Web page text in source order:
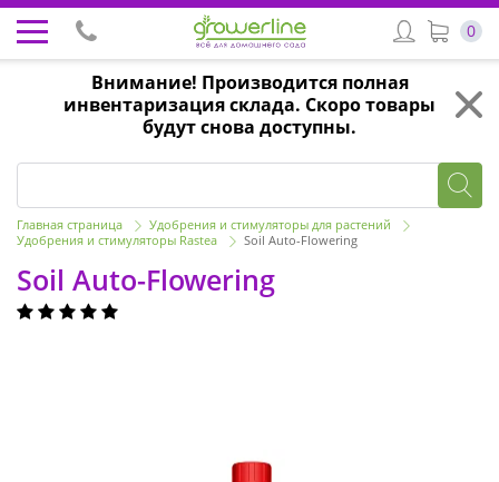
Внимание! Производится полная
инвентаризация склада. Скоро товары
будут снова доступны.
0
Главная страница
Удобрения и стимуляторы для растений
Удобрения и стимуляторы Rastea
Soil Auto-Flowering
Soil Auto-Flowering